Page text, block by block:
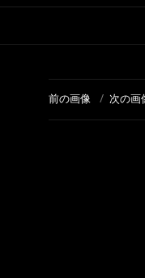
前の画像 次の画